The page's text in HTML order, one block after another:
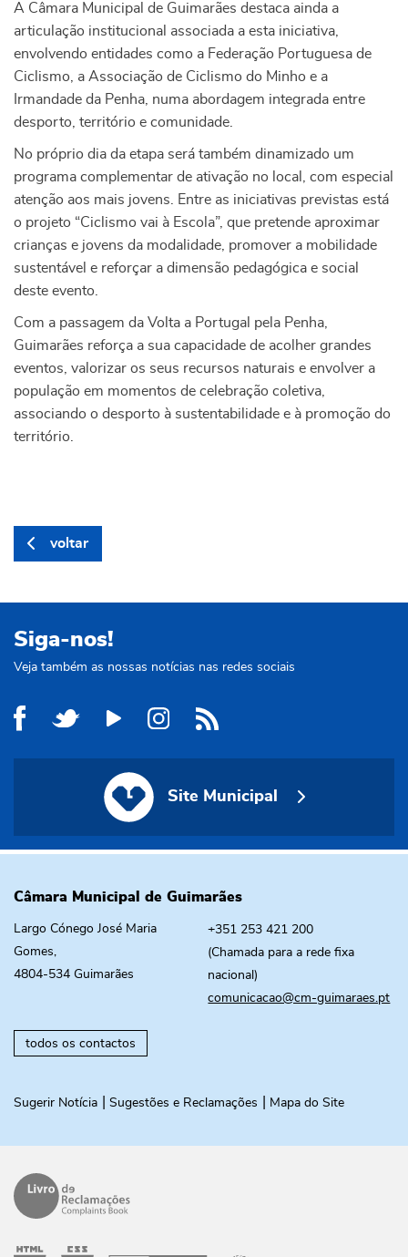
A Câmara Municipal de Guimarães destaca ainda a
articulação institucional associada a esta iniciativa,
envolvendo entidades como a Federação Portuguesa de
Ciclismo, a Associação de Ciclismo do Minho e a
Irmandade da Penha, numa abordagem integrada entre
desporto, território e comunidade.
No próprio dia da etapa será também dinamizado um
programa complementar de ativação no local, com especial
atenção aos mais jovens. Entre as iniciativas previstas está
o projeto “Ciclismo vai à Escola”, que pretende aproximar
crianças e jovens da modalidade, promover a mobilidade
sustentável e reforçar a dimensão pedagógica e social
deste evento.
Com a passagem da Volta a Portugal pela Penha,
Guimarães reforça a sua capacidade de acolher grandes
eventos, valorizar os seus recursos naturais e envolver a
população em momentos de celebração coletiva,
associando o desporto à sustentabilidade e à promoção do
território.
voltar
Siga-nos!
Veja também as nossas notícias nas redes sociais
Site Municipal
Câmara Municipal de Guimarães
Largo Cónego José Maria
Gomes,
4804-534 Guimarães
+351 253 421 200
(Chamada para a rede fixa
nacional)
comunicacao@cm-guimaraes.pt
todos os contactos
Sugerir Notícia Sugestões e Reclamações Mapa do Site